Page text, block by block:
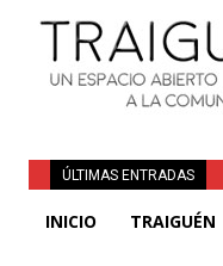
ÚLTIMAS ENTRADAS
INICIO TRAIGUÉN